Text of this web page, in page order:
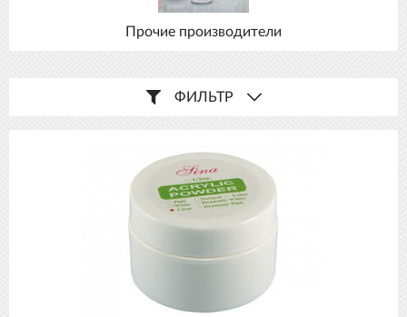
Прочие производители
ФИЛЬТР